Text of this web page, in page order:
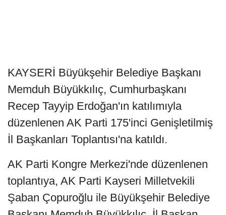
KAYSERİ Büyükşehir Belediye Başkanı
Memduh Büyükkılıç, Cumhurbaşkanı
Recep Tayyip Erdoğan'ın katılımıyla
düzenlenen AK Parti 175'inci Genişletilmiş
İl Başkanları Toplantısı'na katıldı.
AK Parti Kongre Merkezi'nde düzenlenen
toplantıya, AK Parti Kayseri Milletvekili
Şaban Çopuroğlu ile Büyükşehir Belediye